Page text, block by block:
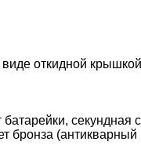
откидной крышкой
секундная
бронза (антикварный